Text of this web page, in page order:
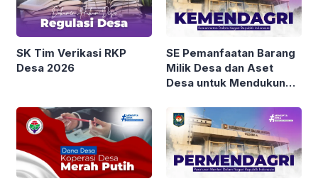
SK Tim Verikasi RKP
Desa 2026
SE Pemanfaatan Barang
Milik Desa dan Aset
Desa untuk Mendukung
Merah Putih